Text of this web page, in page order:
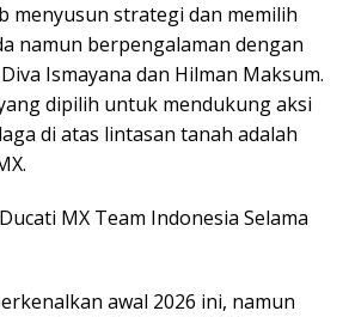
menyusun strategi dan memilih
namun berpengalaman dengan
Ismayana dan Hilman Maksum.
dipilih untuk mendukung aksi
di atas lintasan tanah adalah
MX Team Indonesia Selama
awal 2026 ini, namun